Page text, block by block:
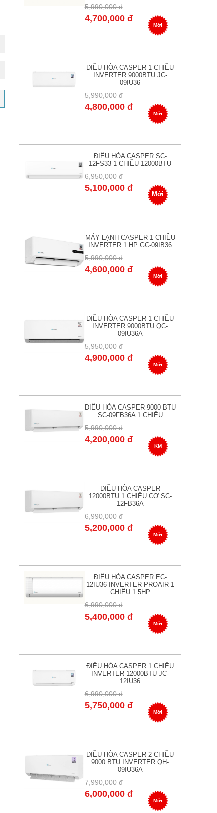
5,990,000 đ
4,700,000 đ
Mới
ĐIỀU HÒA CASPER 1 CHIỀU
INVERTER 9000BTU JC-
09IU36
5,990,000 đ
4,800,000 đ
Mới
ĐIỀU HÒA CASPER SC-
12FS33 1 CHIỀU 12000BTU
6,950,000 đ
5,100,000 đ
Mới
MÁY LẠNH CASPER 1 CHIỀU
INVERTER 1 HP GC-09IB36
5,990,000 đ
4,600,000 đ
Mới
ĐIỀU HÒA CASPER 1 CHIỀU
INVERTER 9000BTU QC-
09IU36A
5,950,000 đ
4,900,000 đ
Mới
ĐIỀU HÒA CASPER 9000 BTU
SC-09FB36A 1 CHIỀU
5,990,000 đ
4,200,000 đ
KM
ĐIỀU HÒA CASPER
12000BTU 1 CHIỀU CƠ SC-
12FB36A
6,990,000 đ
5,200,000 đ
Mới
ĐIỀU HÒA CASPER EC-
12IU36 INVERTER PROAIR 1
CHIỀU 1.5HP
6,990,000 đ
5,400,000 đ
Mới
ĐIỀU HÒA CASPER 1 CHIỀU
INVERTER 12000BTU JC-
12IU36
6,990,000 đ
5,750,000 đ
Mới
ĐIỀU HÒA CASPER 2 CHIỀU
9000 BTU INVERTER QH-
09IU36A
7,990,000 đ
6,000,000 đ
Mới